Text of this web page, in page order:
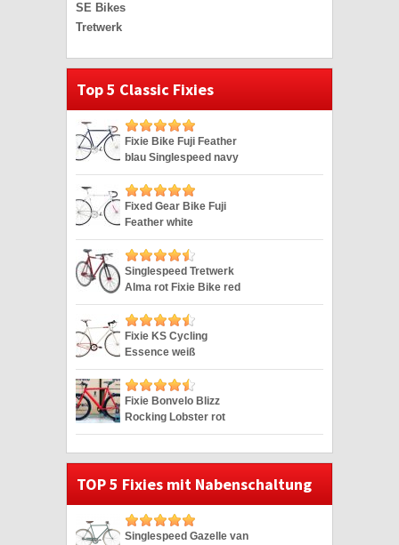
SE Bikes
Tretwerk
Top 5 Classic Fixies
Fixie Bike Fuji Feather
blau Singlespeed navy
28″
Fixed Gear Bike Fuji
Feather white
Singlespeed weiss 28″
Singlespeed Tretwerk
Alma rot Fixie Bike red
28″
Fixie KS Cycling
Essence weiß
Singlespeed 28″
Fixie Bonvelo Blizz
Rocking Lobster rot
Singlespeed red 28″
TOP 5 Fixies mit Nabenschaltung
Singlespeed Gazelle van